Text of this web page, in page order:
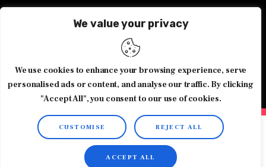
We value your privacy
We use cookies to enhance your browsing experience, serve
personalised ads or content, and analyse our traffic. By clicking
"Accept All", you consent to our use of cookies.
CUSTOMISE REJECT ALL
ACCEPT ALL
Magazine Exquis© 2026 Tous droits réservés -Made with ♥️
byAgence de communication JOUR J